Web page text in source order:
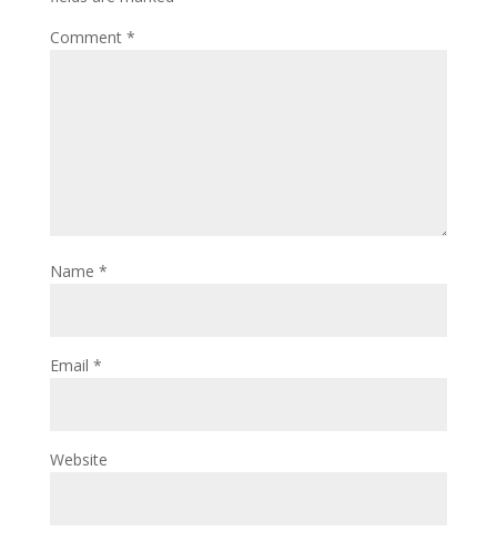
Comment *
Name *
Email *
Website